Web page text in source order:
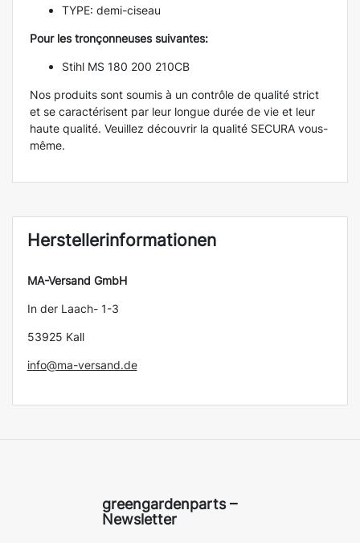
TYPE: demi-ciseau
Pour les tronçonneuses suivantes:
Stihl MS 180 200 210CB
Nos produits sont soumis à un contrôle de qualité strict
et se caractérisent par leur longue durée de vie et leur
haute qualité. Veuillez découvrir la qualité SECURA vous-
même.
Herstellerinformationen
MA-Versand GmbH
In der Laach- 1-3
53925 Kall
info@ma-versand.de
greengardenparts –
Newsletter